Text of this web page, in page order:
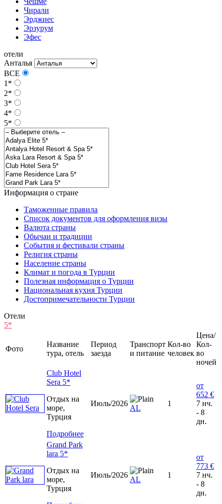
Чирали
Эрджиес
Эрзурум
Эфес
отели
Анталья
ВСЕ
1*
2*
3*
4*
5*
Информация о стране
Таможенные правила
Список документов для оформления визы
Валюта страны
Обычаи и традиции
События и фестивали страны
Религия страны
Население страны
Климат и погода в Турции
Полезная информация о Турции
Национальная кухня Турции
Достопримечательности Турции
Отели
5*
Фото
Название
тура, отель
Период
заезда
Транспорт
и питание
Кол-во
человек
Цена/
Кол-
во
ночей
Club Hotel
Sera 5*
Отдых на
море,
Турция
Подробнее
Июль/2026
AL
1
от
652 €
7 нч.
- 8
дн.
Grand Park
lara 5*
Отдых на
море,
Турция
Июль/2026
AL
1
от
773 €
7 нч.
- 8
дн.